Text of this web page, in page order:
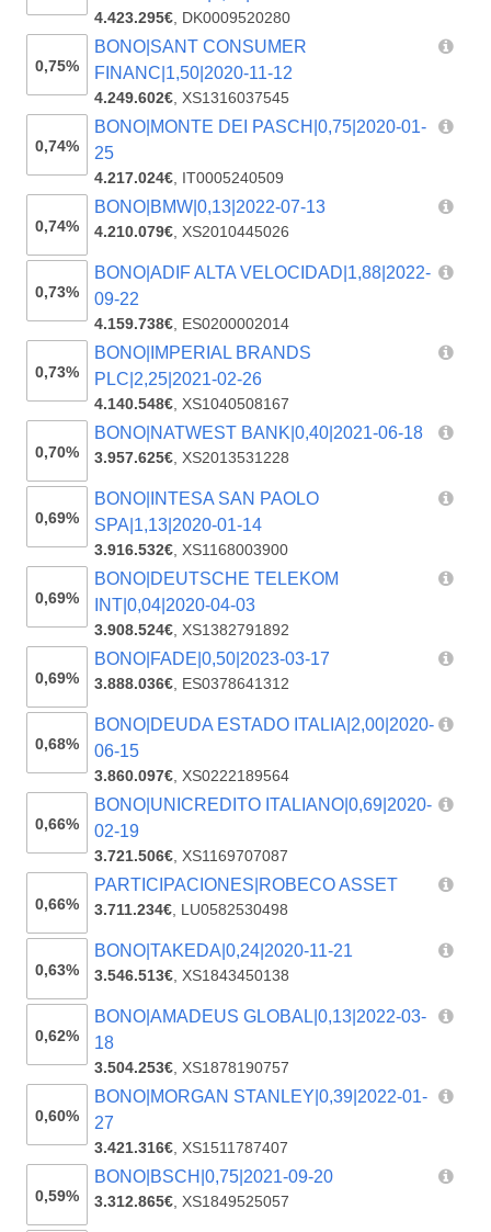
4.423.295€, DK0009520280
0,75%
BONO|SANT CONSUMER
FINANC|1,50|2020-11-12
4.249.602€,XS1316037545
0,74%
BONO|MONTE DEI PASCH|0,75|2020-01-
25
4.217.024€, IT0005240509
0,74%
BONO|BMW|0,13|2022-07-13
4.210.079€,XS2010445026
0,73%
BONO|ADIF ALTA VELOCIDAD|1,88|2022-
09-22
4.159.738€, ES0200002014
0,73%
BONO|IMPERIAL BRANDS
PLC|2,25|2021-02-26
4.140.548€,XS1040508167
0,70%
BONO|NATWEST BANK|0,40|2021-06-18
3.957.625€,XS2013531228
0,69%
BONO|INTESA SAN PAOLO
SPA|1,13|2020-01-14
3.916.532€,XS1168003900
0,69%
BONO|DEUTSCHE TELEKOM
INT|0,04|2020-04-03
3.908.524€,XS1382791892
0,69%
BONO|FADE|0,50|2023-03-17
3.888.036€, ES0378641312
0,68%
BONO|DEUDA ESTADO ITALIA|2,00|2020-
06-15
3.860.097€,XS0222189564
0,66%
BONO|UNICREDITO ITALIANO|0,69|2020-
02-19
3.721.506€,XS1169707087
0,66%
PARTICIPACIONES|ROBECO ASSET
3.711.234€, LU0582530498
0,63%
BONO|TAKEDA|0,24|2020-11-21
3.546.513€,XS1843450138
0,62%
BONO|AMADEUS GLOBAL|0,13|2022-03-
18
3.504.253€,XS1878190757
0,60%
BONO|MORGAN STANLEY|0,39|2022-01-
27
3.421.316€,XS1511787407
0,59%
BONO|BSCH|0,75|2021-09-20
3.312.865€,XS1849525057